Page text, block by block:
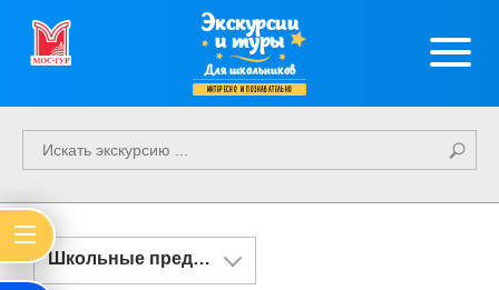
Экскурсии
и туры
Для школьников
интересно и познавательно
Школьные предметы